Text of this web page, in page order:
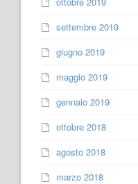
settembre 2019
giugno 2019
maggio 2019
gennaio 2019
ottobre 2018
agosto 2018
marzo 2018